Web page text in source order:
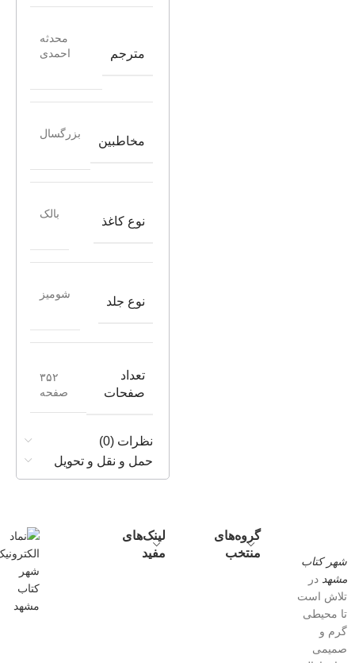
مترجم
محدثه
احمدی
مخاطبین
بزرگسال
نوع کاغذ
بالک
نوع جلد
شومیز
تعداد
صفحات
۳۵۲
صفحه
نظرات (0)
حمل و نقل و تحویل
شهر کتاب
مشهد در
تلاش است
تا محیطی
گرم و
صمیمی
گروه‌های
منتخب
لینک‌های
مفید